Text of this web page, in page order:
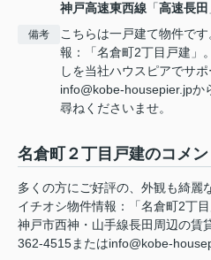
神戸高速東西線 「高速長田
備考
こちらは一戸建て物件で
報：「名倉町2丁目戸建」
しを当社ハウスピアでサポ
info@kobe-housepier.jpか
尋ねくださいませ。
名倉町２丁目戸建のコメ
多くの方にご好評の、外観も綺麗
イチオシ物件情報：「名倉町2丁
神戸市西神・山手線長田周辺の賃
362-4515またはinfo@kobe-